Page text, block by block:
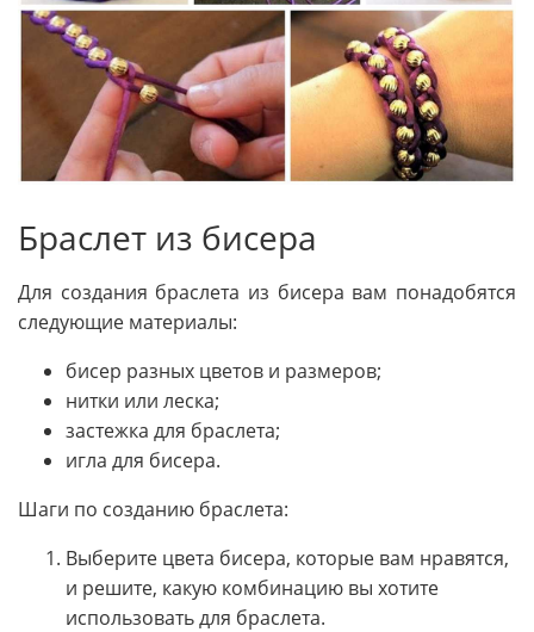
Браслет из бисера
Для создания браслета из бисера вам понадобятся
следующие материалы:
бисер разных цветов и размеров;
нитки или леска;
застежка для браслета;
игла для бисера.
Шаги по созданию браслета:
Выберите цвета бисера, которые вам нравятся,
и решите, какую комбинацию вы хотите
использовать для браслета.